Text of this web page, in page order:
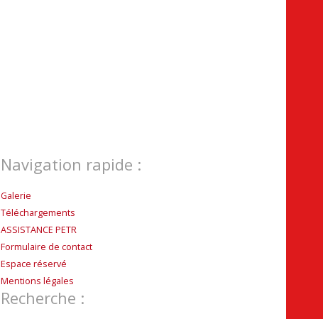
Navigation rapide :
Galerie
Téléchargements
ASSISTANCE PETR
Formulaire de contact
Espace réservé
Mentions légales
Recherche :